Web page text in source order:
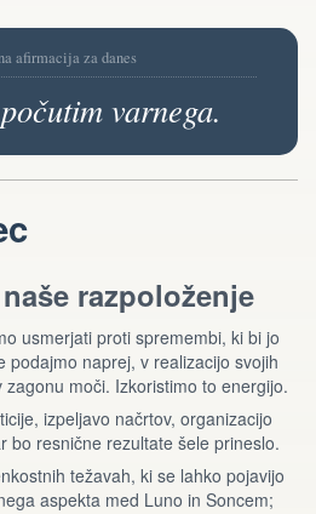
afirmacija za danes
varnega.
razpoloženje
usmerjati proti spremembi, ki bi jo
podajmo naprej, v realizacijo svojih
moči. Izkoristimo to energijo.
izpeljavo načrtov, organizacijo
bo resnične rezultate šele prineslo.
težavah, ki se lahko pojavijo
aspekta med Luno in Soncem;